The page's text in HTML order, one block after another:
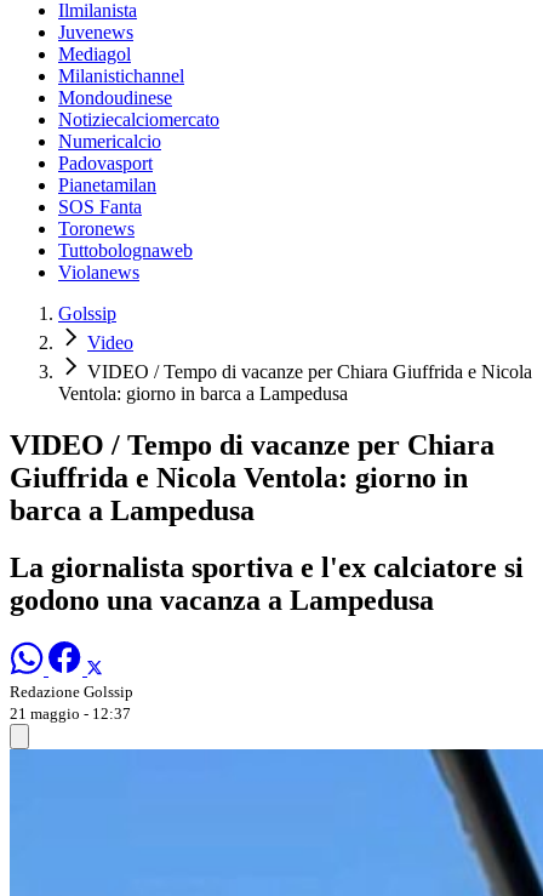
Ilmilanista
Juvenews
Mediagol
Milanistichannel
Mondoudinese
Notiziecalciomercato
Numericalcio
Padovasport
Pianetamilan
SOS Fanta
Toronews
Tuttobolognaweb
Violanews
Golssip
Video
VIDEO / Tempo di vacanze per Chiara Giuffrida e Nicola
Ventola: giorno in barca a Lampedusa
VIDEO / Tempo di vacanze per Chiara
Giuffrida e Nicola Ventola: giorno in
barca a Lampedusa
La giornalista sportiva e l'ex calciatore si
godono una vacanza a Lampedusa
Redazione Golssip
21 maggio - 12:37